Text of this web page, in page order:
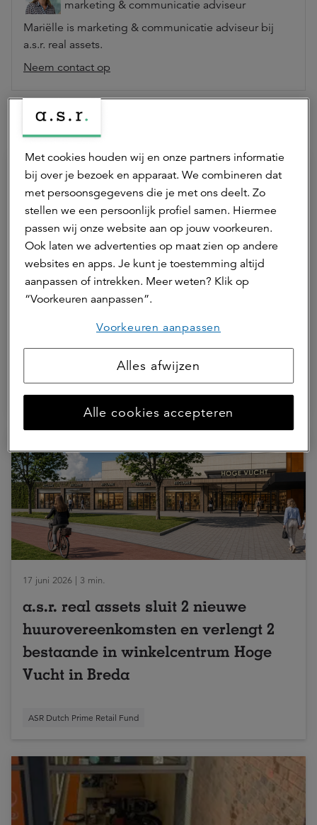
marketing & communicatie adviseur
Mariëlle is marketing & communicatie adviseur bij
a.s.r. real assets.
Neem contact op
Hierna lezen
30 juni 2026 | 1 min.
Kim Rimmelzwaan nieuwe asset
manager Retail bij a.s.r. real assets
ASR Dutch Prime Retail Fund
17 juni 2026 | 3 min.
a.s.r. real assets sluit 2 nieuwe
huurovereenkomsten en verlengt 2
bestaande in winkelcentrum Hoge
Vucht in Breda
ASR Dutch Prime Retail Fund
Met cookies houden wij en onze partners informatie
bij over je bezoek en apparaat. We combineren dat
met persoonsgegevens die je met ons deelt. Zo
stellen we een persoonlijk profiel samen. Hiermee
passen wij onze website aan op jouw voorkeuren.
Ook laten we advertenties op maat zien op andere
websites en apps. Je kunt je toestemming altijd
aanpassen of intrekken. Meer weten? Klik op
“Voorkeuren aanpassen”.
Voorkeuren aanpassen
Alles afwijzen
Alle cookies accepteren